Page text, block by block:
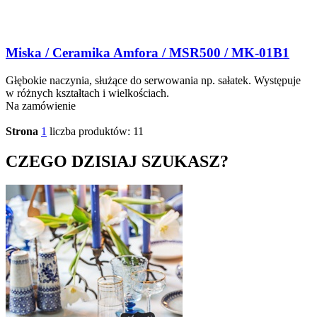
Miska / Ceramika Amfora / MSR500 / MK-01B1
Głębokie naczynia, służące do serwowania np. sałatek. Występuje
w różnych kształtach i wielkościach.
Na zamówienie
Strona 1 liczba produktów: 11
CZEGO DZISIAJ SZUKASZ?